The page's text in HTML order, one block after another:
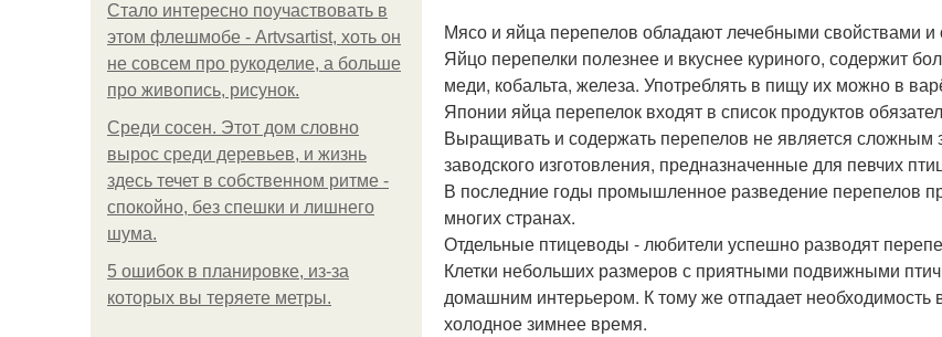
Стало интересно поучаствовать в
этом флешмобе - Artvsartist, хоть он
не совсем про рукоделие, а больше
про живопись, рисунок.
Среди сосен. Этот дом словно
вырос среди деревьев, и жизнь
здесь течет в собственном ритме -
спокойно, без спешки и лишнего
шума.
5 ошибок в планировке, из-за
которых вы теряете метры.
Мясо и яйца перепелов обладают лечебными свойствами и
Яйцо перепелки полезнее и вкуснее куриного, содержит
меди, кобальта, железа. Употреблять в пищу их можно в
Японии яйца перепелок входят в список продуктов
Выращивать и содержать перепелов не является сложным
заводского изготовления, предназначенные для певчих
В последние годы промышленное разведение перепелов
многих странах.
Отдельные птицеводы - любители успешно разводят
Клетки небольших размеров с приятными подвижными
домашним интерьером. К тому же отпадает необходимость
холодное зимнее время.